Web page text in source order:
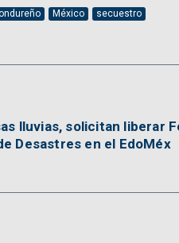
México secuestro
lluvias, solicitan liberar
Desastres en el EdoMéx